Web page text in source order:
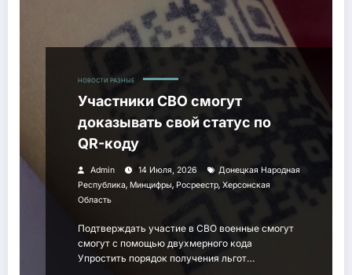
НОВОСТИ РАЗНЫЕ
Участники СВО смогут
доказывать свой статус по
QR-коду
Admin 14 Июля, 2026
Донецкая Народная
Республика, Минцифры, Росреестр, Херсонская
Область
Подтверждать участие в СВО военные смогут
смогут с помощью двухмерного кода
Упростить порядок получения льгот…